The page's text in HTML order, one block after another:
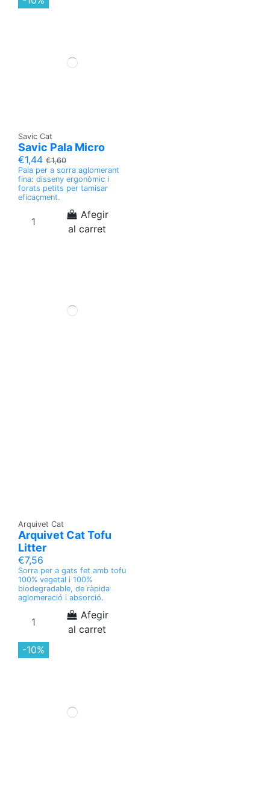
Savic Cat
Savic Pala Micro
€1,44 €1,60
Pala per a sorra aglomerant
fina: disseny ergonòmic i
forats petits per tamisar
eficaçment.
Afegir
al carret
Arquivet Cat
Arquivet Cat Tofu
Litter
€7,56
Sorra per a gats fet amb tofu
100% vegetal i 100%
biodegradable, de ràpida
aglomeració i absorció.
Afegir
al carret
-10%